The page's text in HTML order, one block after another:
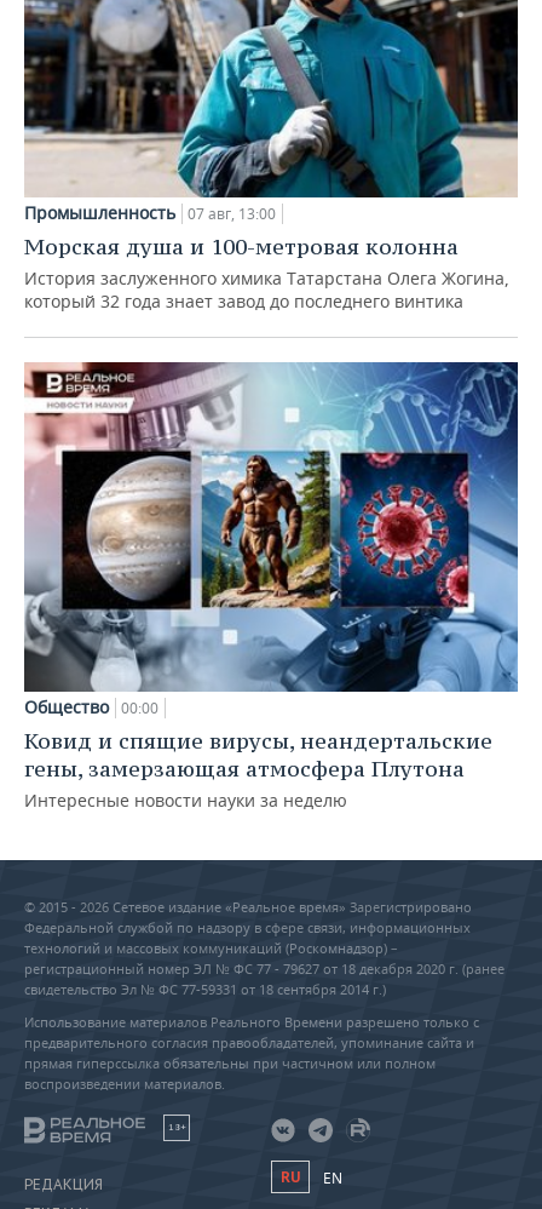
Промышленность 07 авг, 13:00
Морская душа и 100-метровая колонна
История заслуженного химика Татарстана Олега Жогина,
который 32 года знает завод до последнего винтика
Общество 00:00
Ковид и спящие вирусы, неандертальские
гены, замерзающая атмосфера Плутона
Интересные новости науки за неделю
© 2015 - 2026 Сетевое издание «Реальное время» Зарегистрировано
Федеральной службой по надзору в сфере связи, информационных
технологий и массовых коммуникаций (Роскомнадзор) –
регистрационный номер ЭЛ № ФС 77 - 79627 от 18 декабря 2020 г. (ранее
свидетельство Эл № ФС 77-59331 от 18 сентября 2014 г.)
Использование материалов Реального Времени разрешено только с
предварительного согласия правообладателей, упоминание сайта и
прямая гиперссылка обязательны при частичном или полном
воспроизведении материалов.
18+
РЕДАКЦИЯ
RU EN